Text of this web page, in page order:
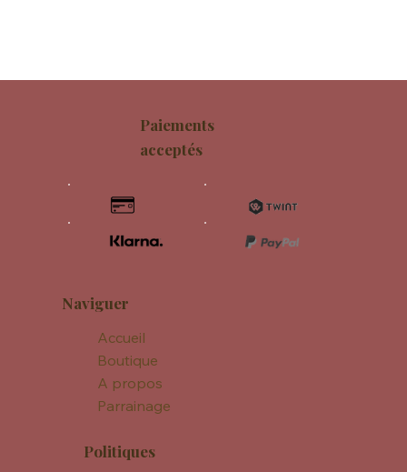
Naviguer
Accueil
Boutique
A propos
Parrainage
Politiques
Paiements
acceptés